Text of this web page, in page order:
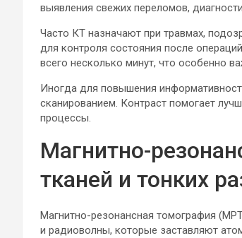
выявления свежих переломов,
Часто КТ назначают при травмах,
для контроля состояния после
всего несколько минут, что особенно
Иногда для повышения
сканированием. Контраст помогает
процессы.
Магнитно-
тканей и тонких
Магнитно-резонансная томография
и радиоволны, которые заставляют